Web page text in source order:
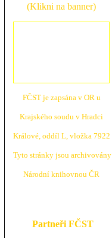
(Klikni na banner)
FČST je zapsána v OR u
Krajského soudu v Hradci
Králové, oddíl L, vložka 7922
Tyto stránky jsou archivovány
Národní knihovnou ČR
Partneři FČST